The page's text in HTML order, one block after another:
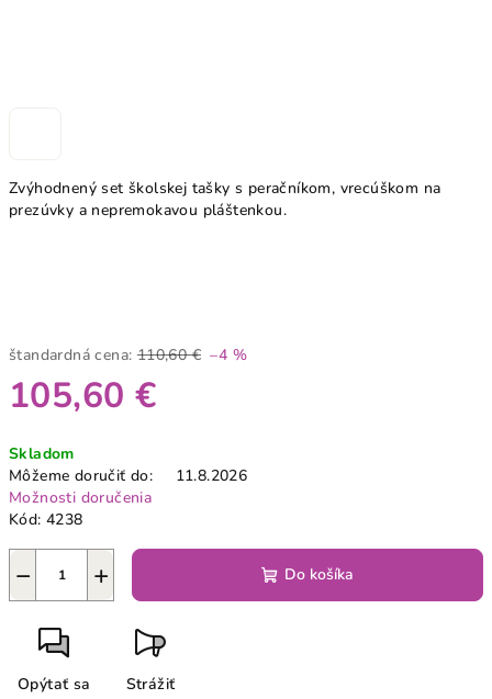
Zvýhodnený set školskej tašky s peračníkom, vrecúškom na
prezúvky a nepremokavou pláštenkou.
štandardná cena: 110,60 € –4 %
105,60 €
cena:
Skladom
Môžeme doručiť do:
11.8.2026
Možnosti doručenia
Kód: 4238
+
− Do košíka
Opýtať sa Strážiť